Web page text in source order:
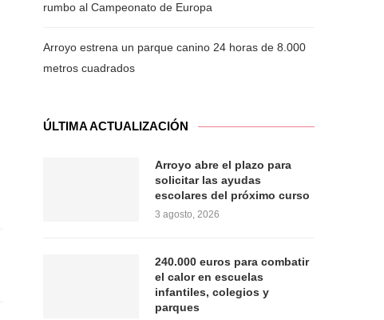
rumbo al Campeonato de Europa
Arroyo estrena un parque canino 24 horas de 8.000
metros cuadrados
ÚLTIMA ACTUALIZACIÓN
Arroyo abre el plazo para
solicitar las ayudas
escolares del próximo curso
3 agosto, 2026
240.000 euros para combatir
el calor en escuelas
infantiles, colegios y
parques